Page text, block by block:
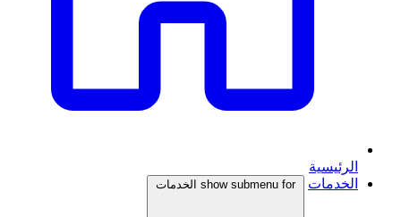
الرئيسية
الخدمات
show submenu for الخدمات